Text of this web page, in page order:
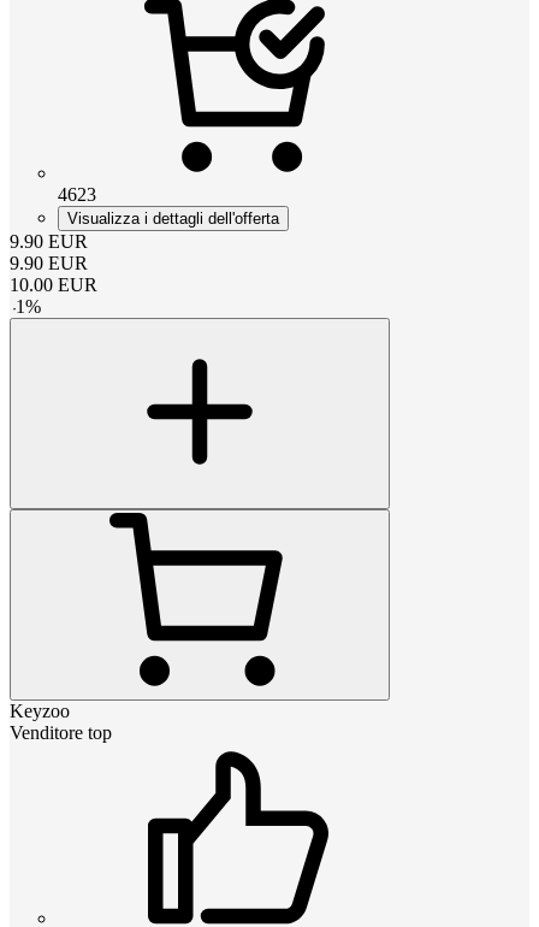
4623
Visualizza i dettagli dell'offerta
9.90 EUR
9.90 EUR
10.00 EUR
-1%
Keyzoo
Venditore top